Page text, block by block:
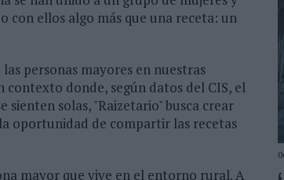
con ellos algo más que una receta: un
personas mayores en nuestras
contexto donde, según datos del CIS, el
sienten solas, "Raizetario" busca crear
oportunidad de compartir las recetas
mayor que vive en el entorno rural. A